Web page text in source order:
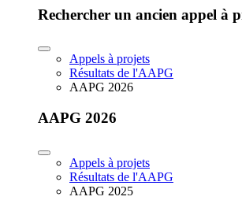
Rechercher un ancien appel à
Appels à projets
Résultats de l'AAPG
AAPG 2026
AAPG 2026
Appels à projets
Résultats de l'AAPG
AAPG 2025